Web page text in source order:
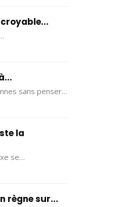
sans penser…
la
se…
règne sur...